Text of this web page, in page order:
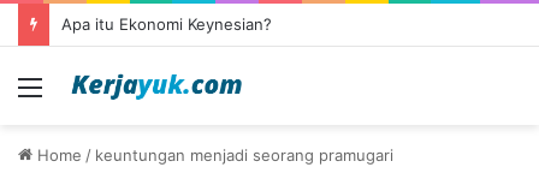
Apa itu Ekonomi Keynesian?
Menu
Home / keuntungan menjadi seorang pramugari